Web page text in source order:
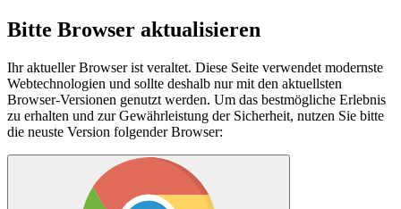
Bitte Browser aktualisieren
Ihr aktueller Browser ist veraltet. Diese Seite verwendet modernste
Webtechnologien und sollte deshalb nur mit den aktuellsten
Browser-Versionen genutzt werden. Um das bestmögliche Erlebnis
zu erhalten und zur Gewährleistung der Sicherheit, nutzen Sie bitte
die neuste Version folgender Browser: